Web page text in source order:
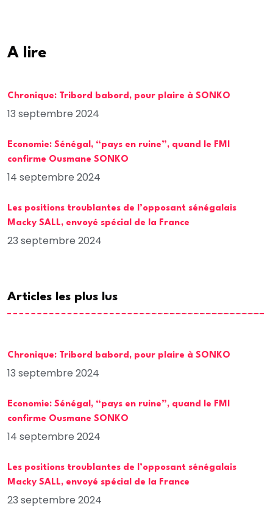
A lire
Chronique: Tribord babord, pour plaire à SONKO
13 septembre 2024
Economie: Sénégal, “pays en ruine”, quand le FMI
confirme Ousmane SONKO
14 septembre 2024
Les positions troublantes de l’opposant sénégalais
Macky SALL, envoyé spécial de la France
23 septembre 2024
Articles les plus lus
Chronique: Tribord babord, pour plaire à SONKO
13 septembre 2024
Economie: Sénégal, “pays en ruine”, quand le FMI
confirme Ousmane SONKO
14 septembre 2024
Les positions troublantes de l’opposant sénégalais
Macky SALL, envoyé spécial de la France
23 septembre 2024